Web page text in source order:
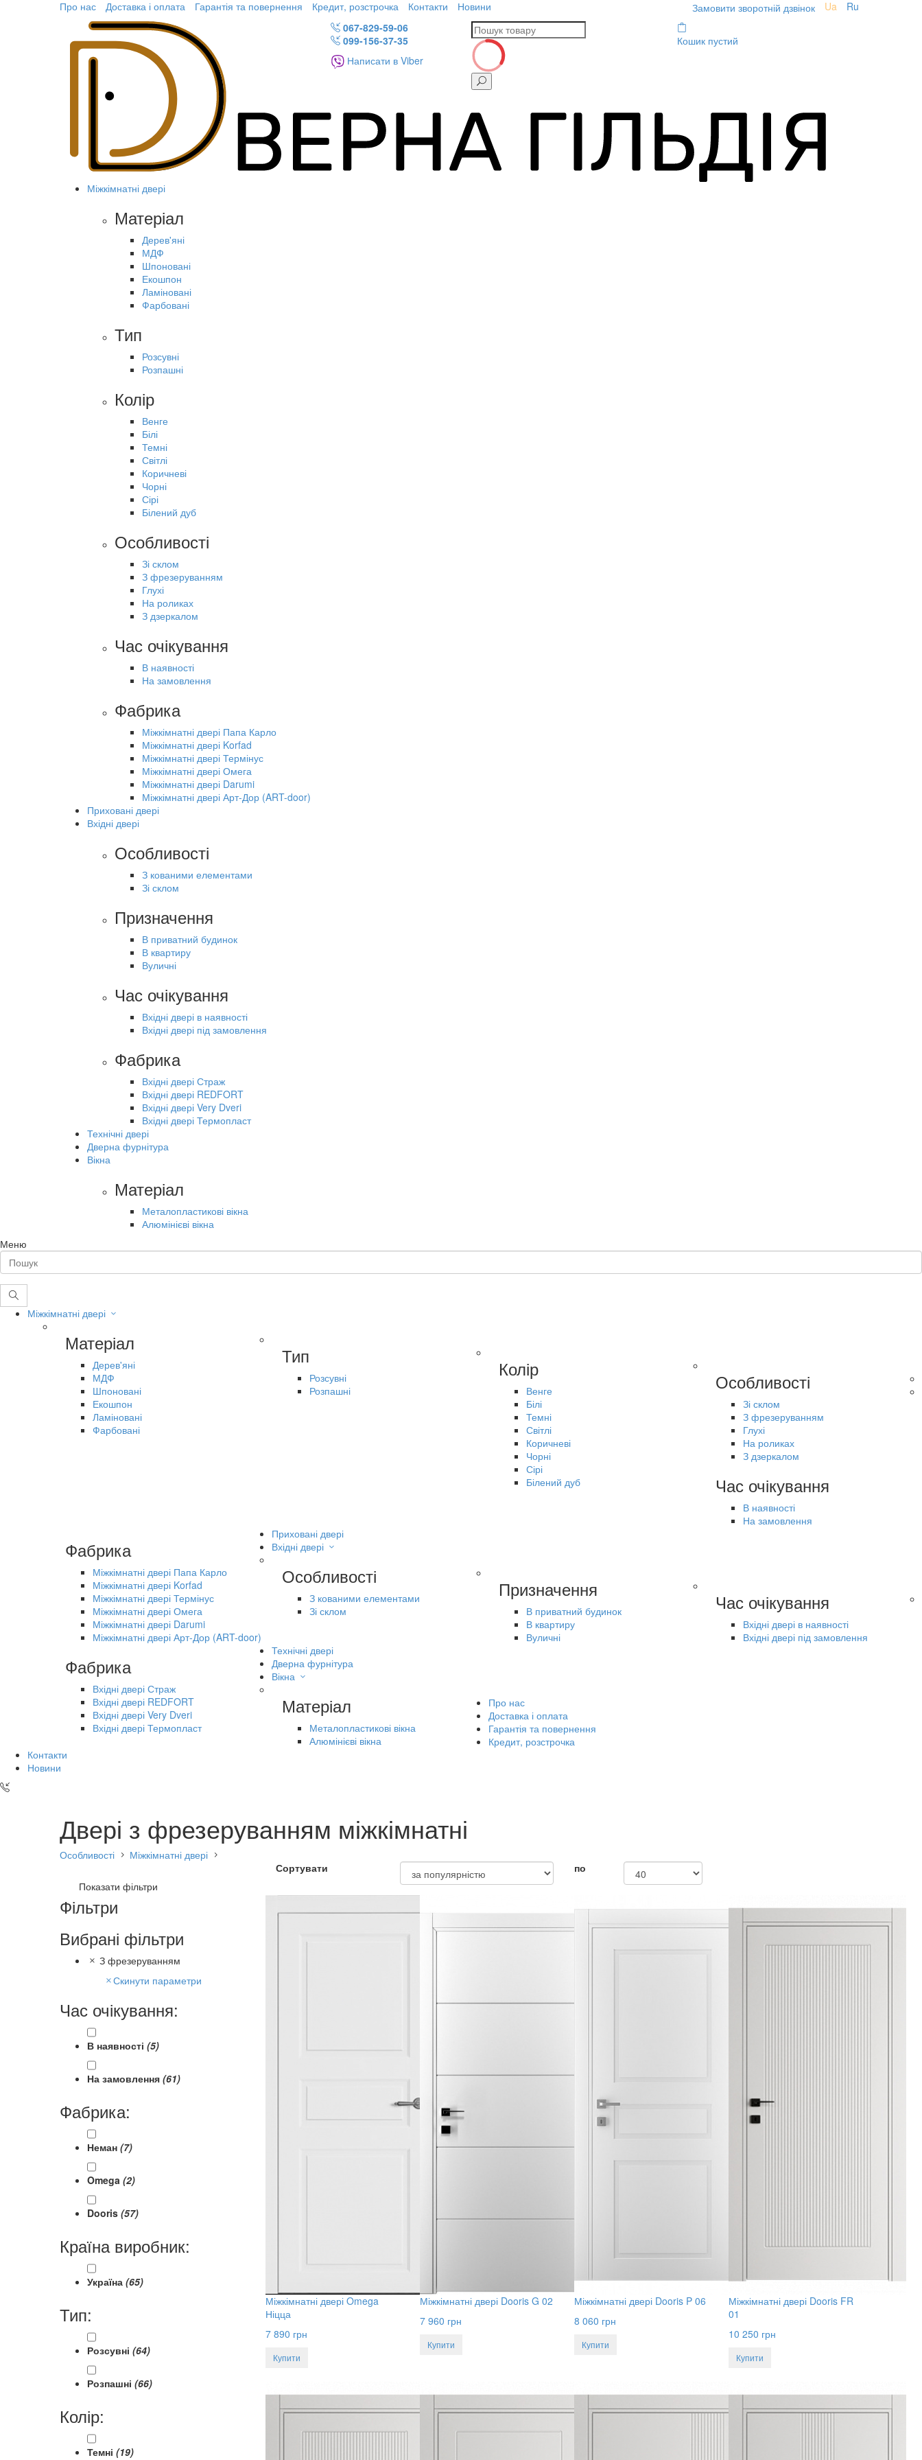
Про нас Доставка і оплата Гарантія та повернення Кредит, розстрочка Контакти Новини Замовити зворотній дзвінок Ua
Ru
067-829-59-06
099-156-37-35
Написати в Viber
Кошик пустий
Міжкімнатні двері
Матеріал
Дерев'яні
МДФ
Шпоновані
Екошпон
Ламіновані
Фарбовані
Тип
Розсувні
Розпашні
Колір
Венге
Білі
Темні
Світлі
Коричневі
Чорні
Сірі
Білений дуб
Особливості
Зі склом
З фрезеруванням
Глухі
На роликах
З дзеркалом
Час очікування
В наявності
На замовлення
Фабрика
Міжкімнатні двері Папа Карло
Міжкімнатні двері Korfad
Міжкімнатні двері Термінус
Міжкімнатні двері Омега
Міжкімнатні двері Darumi
Міжкімнатні двері Арт-Дор (ART-door)
Приховані двері
Вхідні двері
Особливості
З кованими елементами
Зі склом
Призначення
В приватний будинок
В квартиру
Вуличні
Час очікування
Вхідні двері в наявності
Вхідні двері під замовлення
Фабрика
Вхідні двері Страж
Вхідні двері REDFORT
Вхідні двері Very Dveri
Вхідні двері Термопласт
Технічні двері
Дверна фурнітура
Вікна
Матеріал
Металопластикові вікна
Алюмінієві вікна
Меню
Міжкімнатні двері
Матеріал
Дерев'яні
МДФ
Шпоновані
Екошпон
Ламіновані
Фарбовані
Тип
Розсувні
Розпашні
Колір
Венге
Білі
Темні
Світлі
Коричневі
Чорні
Сірі
Білений дуб
Особливості
Зі склом
З фрезеруванням
Глухі
На роликах
З дзеркалом
Час очікування
В наявності
На замовлення
Фабрика
Міжкімнатні двері Папа Карло
Міжкімнатні двері Korfad
Міжкімнатні двері Термінус
Міжкімнатні двері Омега
Міжкімнатні двері Darumi
Міжкімнатні двері Арт-Дор (ART-door)
Приховані двері
Вхідні двері
Особливості
З кованими елементами
Зі склом
Призначення
В приватний будинок
В квартиру
Вуличні
Час очікування
Вхідні двері в наявності
Вхідні двері під замовлення
Фабрика
Вхідні двері Страж
Вхідні двері REDFORT
Вхідні двері Very Dveri
Вхідні двері Термопласт
Технічні двері
Дверна фурнітура
Вікна
Матеріал
Металопластикові вікна
Алюмінієві вікна
Про нас
Доставка і оплата
Гарантія та повернення
Кредит, розстрочка
Контакти
Новини
Двері з фрезеруванням міжкімнатні
Особливості Міжкімнатні двері
Показати фільтри
Фільтри
Вибрані фільтри
З фрезеруванням
Скинути параметри
Час очікування:
В наявності (5)
На замовлення (61)
Фабрика:
Неман (7)
Omega (2)
Dooris (57)
Країна виробник:
Україна (65)
Тип:
Розсувні (64)
Розпашні (66)
Колір:
Темні (19)
Сортувати по
Зі склом
На роликах
Міжкімнатні двері Omega
Ніцца
7 890 грн
Купити
Міжкімнатні двері Dooris G 02
7 960 грн
Купити
Міжкімнатні двері Dooris P 06
8 060 грн
Купити
Міжкімнатні двері Dooris FR
01
10 250 грн
Купити